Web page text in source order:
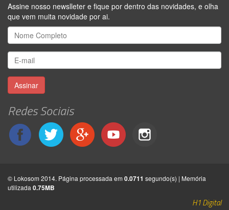
Assine nosso newslleter e fique por dentro das novidades, e olha
que vem muita novidade por ai.
Assinar
Redes Sociais
© Lokosom 2014. Página processada em 0.0711 segundo(s) | Memória
utilizada 0.75MB
H1 Digital